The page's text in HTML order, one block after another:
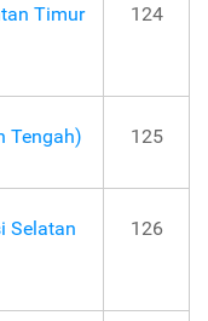
Timur
124
Tengah) 125
Selatan
126